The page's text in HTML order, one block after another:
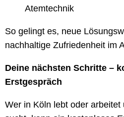
Atemtechnik
So gelingt es, neue
nachhaltige Zufriedenheit im
Deine nächsten Schritte –
Erstgespräch
Wer in Köln lebt oder arbeitet